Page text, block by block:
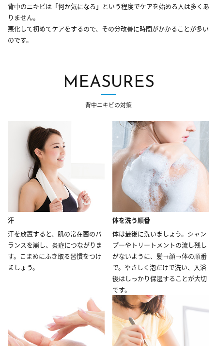
背中のニキビは「何か気になる」という程度でケアを始める人は多くあ
りません。
悪化して初めてケアをするので、その分改善に時間がかかることが多い
のです。
MEASURES
背中ニキビの対策
汗
汗を放置すると、肌の常在菌のバ
ランスを崩し、炎症につながりま
す。こまめにふき取る習慣をつけ
ましょう。
体を洗う順番
体は最後に洗いましょう。シャン
プーやトリートメントの流し残し
がないように、髪→顔→体の順番
で。やさしく泡だけで洗い、入浴
後はしっかり保湿することが大切
です。